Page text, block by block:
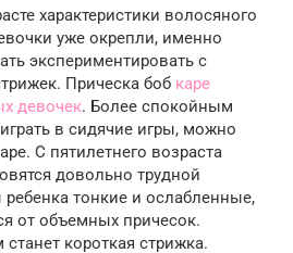
характеристики волосяного
уже окрепли, именно
экспериментировать с
Прическа боб каре
девочек. Более спокойным
в сидячие игры, можно
С пятилетнего возраста
довольно трудной
тонкие и ослабленные,
от объемных причесок.
короткая стрижка.